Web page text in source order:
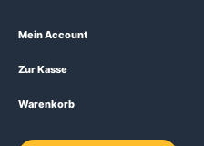
Mein Account
Zur Kasse
Warenkorb